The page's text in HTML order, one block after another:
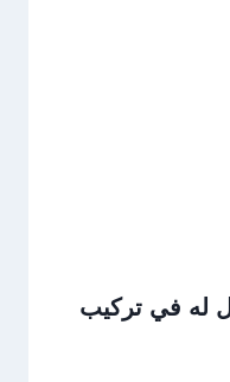
له في تركيب